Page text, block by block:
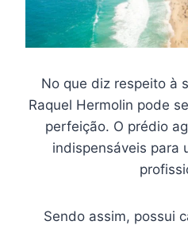
No que diz respeito à
Raquel Hermolin pode
perfeição. O prédio
indispensáveis para
Sendo assim, possui